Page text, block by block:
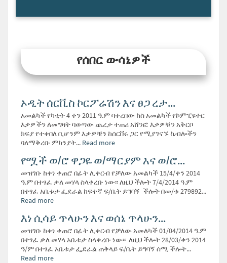
የሰበር ውሳኔዎች
ኦዲት ሰርቪስ ኮርፖሬሽን እና ፀጋ ረታ...
አመልካች የካቲት 4 ቀን 2011 ዓ.ም ባቀረበው ክስ አመልካች የኮምፒዩተር
እቃዎችን ለመግዛት ባወጣው ጨረታ ተጠሪ አሸንፎ እቃዎቹን አቅርቦ
ክፍያ የተቀበለ ቢሆንም እቃዎቹን ከሰርቨሩ ጋር የሚያገናኙ ኬብሎችን
ባለማቅረቡ ምክንያት... Read more
የሟች ወ/ሮ ዋጋዬ ወ/ማርያም እና ወ/ሮ...
መዝገቡ ከቀነ ቀጠሮ በፊት ሊቀርብ የቻለው አመልካች 15/4/ቀን 2014
ዓ.ም በተፃፈ ቃለ መሃላ ስላቀረቡ ነው፡፡ ለዚህ ችሎት 7/4/2014 ዓ.ም
በተፃፈ አቤቱታ ፌደራል ከፍተኛ ፍ/ቤት ይግባኝ ችሎት በመ/ቁ 279892...
Read more
እነ ሲሳይ ጥላሁን እና ወሰኔ ጥላሁን...
መዝገቡ ከቀነ ቀጠሮ በፊት ሊቀርብ የቻለው አመለካች 01/04/2014 ዓ.ም
በተፃፈ ቃለ መሃላ አቤቱታ ስላቀረቡ ነው፡፡ ለዚህ ችሎት 28/03/ቀን 2014
ዓ/ም በተፃፈ አቤቱታ ፌደራል ጠቅላይ ፍ/ቤት ይግባኝ ሰሚ ችሎት...
Read more